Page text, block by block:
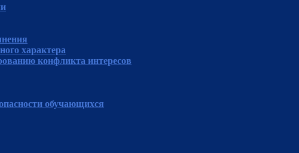
характера
конфликта интересов
обучающихся